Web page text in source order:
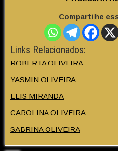
Compartilhe
Links Relacionados:
ROBERTA OLIVEIRA
YASMIN OLIVEIRA
ELIS MIRANDA
CAROLINA OLIVEIRA
SABRINA OLIVEIRA